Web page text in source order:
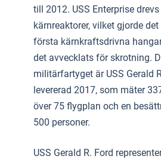
till 2012. USS Enterprise
kärnreaktorer, vilket gjorde
första kärnkraftsdrivna
det avvecklats för skrotning.
militärfartyget är USS Gerald
levererad 2017, som mäter
över 75 flygplan och en
500 personer.
USS Gerald R. Ford